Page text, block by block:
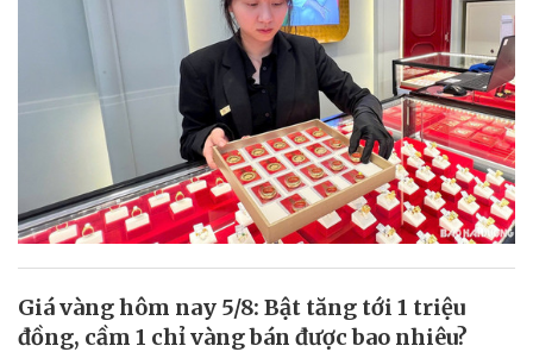
Giá vàng hôm nay 5/8: Bật tăng tới 1 triệu
đồng, cầm 1 chỉ vàng bán được bao nhiêu?